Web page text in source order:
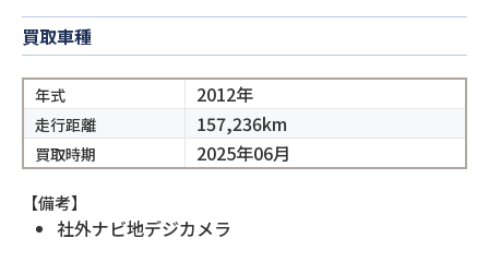
買取車種
年式 2012年
走行距離 157,236km
買取時期 2025年06月
【備考】
社外ナビ地デジカメラ